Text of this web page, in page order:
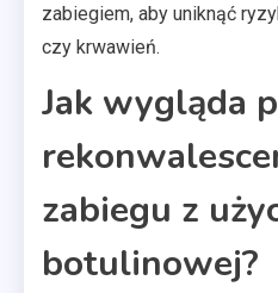
zabiegiem, aby uniknąć
czy krwawień.
Jak wygląda
zabiegu z
botulinowej?